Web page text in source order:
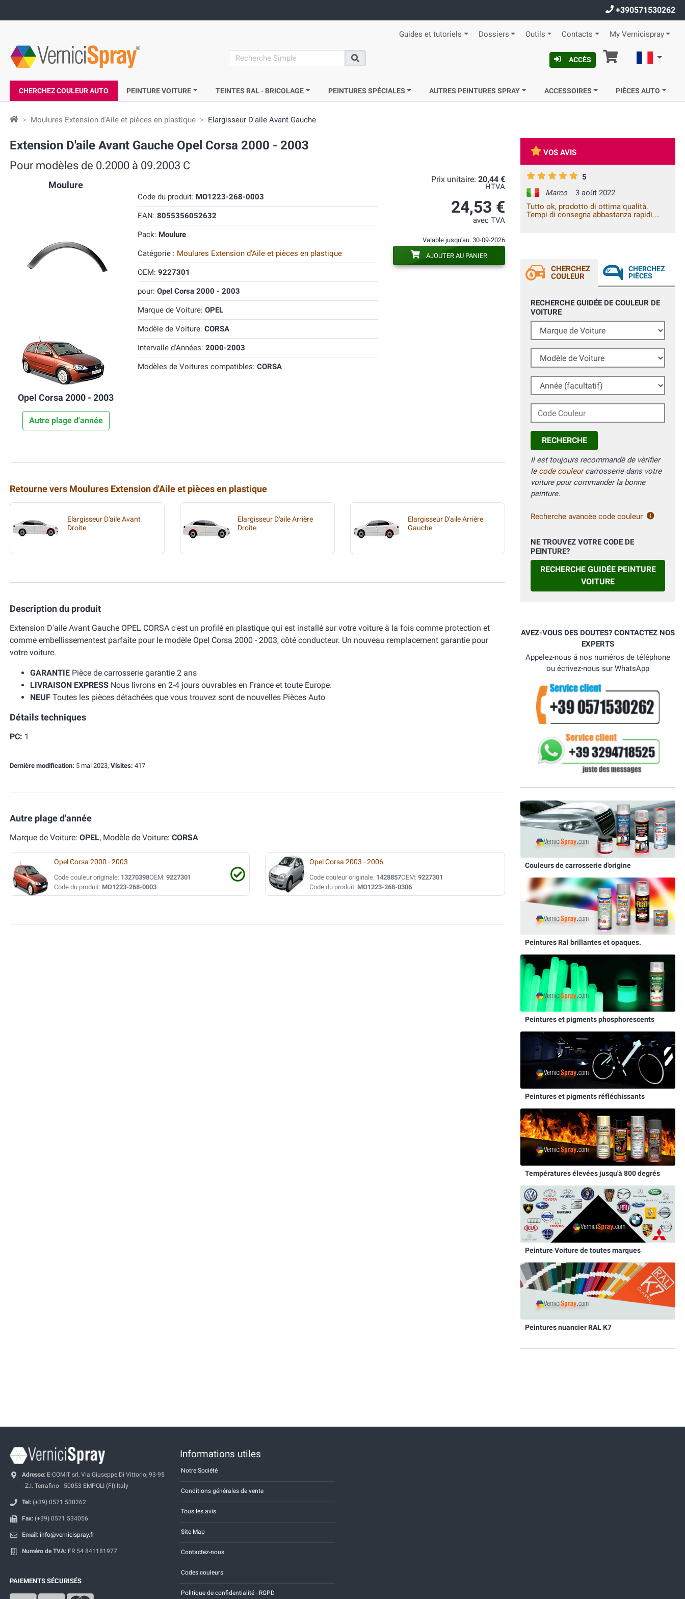
+390571530262
Guides et tutoriels Dossiers Outils Contacts My Vernicispray
search
Recherche
ACCÈS Panier
CHERCHEZ COULEUR AUTO PEINTURE VOITURE TEINTES RAL - BRICOLAGE PEINTURES SPÉCIALES AUTRES PEINTURES SPRAY ACCESSOIRES PIÈCES AUTO
Moulures Extension d'Aile et pièces en plastique Elargisseur D'aile Avant Gauche
Extension D'aile Avant Gauche Opel Corsa 2000 - 2003
Pour modèles de 0.2000 à 09.2003 C
Moulure
Opel Corsa 2000 - 2003
Autre plage d'année
Code du produit: MO1223-268-0003
EAN: 8055356052632
Pack: Moulure
Catégorie : Moulures Extension d'Aile et pièces en plastique
OEM: 9227301
pour: Opel Corsa 2000 - 2003
Marque de Voiture: OPEL
Modèle de Voiture: CORSA
Intervalle d'Années: 2000-2003
Modèles de Voitures compatibles: CORSA
Prix unitaire: 20,44 €
HTVA
24,53 €
avec TVA
Valable jusqu'au: 30-09-2026
AJOUTER AU PANIER
Retourne vers Moulures Extension d'Aile et pièces en plastique
Elargisseur D'aile Avant
Droite
Elargisseur D'aile Arrière
Droite
Elargisseur D'aile Arrière
Gauche
Description du produit
Extension D'aile Avant Gauche OPEL CORSA c'est un profilé en plastique qui est installé sur votre voiture à la fois comme protection et
comme embellissementest parfaite pour le modèle Opel Corsa 2000 - 2003, côté conducteur. Un nouveau remplacement garantie pour
votre voiture.
GARANTIE Pièce de carrosserie garantie 2 ans
LIVRAISON EXPRESS Nous livrons en 2-4 jours ouvrables en France et toute Europe.
NEUF Toutes les pièces détachées que vous trouvez sont de nouvelles Pièces Auto
Détails techniques
PC: 1
Dernière modification: 5 mai 2023, Visites: 417
Autre plage d'année
Marque de Voiture: OPEL, Modèle de Voiture: CORSA
Opel Corsa 2000 - 2003
Code couleur originale: 13270398OEM: 9227301
Code du produit: MO1223-268-0003
Opel Corsa 2003 - 2006
Code couleur originale: 1428857OEM: 9227301
Code du produit: MO1223-268-0306
VOS AVIS
5
Marco
3 août 2022
Tutto ok, prodotto di ottima qualità.
Tempi di consegna abbastanza rapidi.
CHERCHEZ
COULEUR
CHERCHEZ
PIÈCES
RECHERCHE GUIDÉE DE COULEUR DE
VOITURE
Marque de Voiture
Modèle de Voiture
Année (facultatif)
Code Couleur
RECHERCHE
Il est toujours recommandè de vèrifier
le code couleurcarrosserie dans votre
voiture pour commander la bonne
peinture.
Recherche avancèe code couleur
NE TROUVEZ VOTRE CODE DE
PEINTURE?
RECHERCHE GUIDÉE PEINTURE
VOITURE
AVEZ-VOUS DES DOUTES? CONTACTEZ NOS
EXPERTS
Appelez-nous á nos numéros de téléphone
ou écrivez-nous sur WhatsApp
Couleurs de carrosserie d'origine
Peintures Ral brillantes et opaques.
Peintures et pigments phosphorescents
Peintures et pigments réfléchissants
Températures élevées jusqu'à 800 degrés
Peinture Voiture de toutes marques
Peintures nuancier RAL K7
Adresse: E-COMIT srl, Via Giuseppe Di Vittorio, 93-95
- Z.I. Terrafino - 50053 EMPOLI (FI) Italy
Tel: (+39) 0571.530262
Fax: (+39) 0571.534056
Email: info@vernicispray.fr
Numéro de TVA: FR 54 841181977
PAIEMENTS SÉCURISÉS
Informations utiles
Notre Société
Conditions générales de vente
Tous les avis
Site Map
Contactez-nous
Codes couleurs
Politique de confidentialité - RGPD